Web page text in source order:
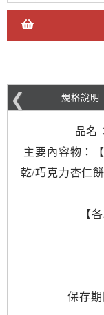
規格說明
品名
主要內容物：
乾/巧克力杏仁
【
保存